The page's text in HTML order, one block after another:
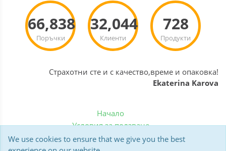
Поръчки
66,838
Клиенти
32,044
Продукти
728
Страхотни сте и с качество,време и опаковка!
Ekaterina Karova
Начало
Условия за ползване
Политика за бисквитки
We use cookies to ensure that we give you the best